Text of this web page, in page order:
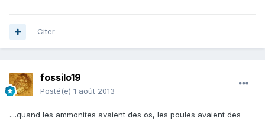
Citer
fossilo19
Posté(e) 1 août 2013
....quand les ammonites avaient des os, les poules avaient des